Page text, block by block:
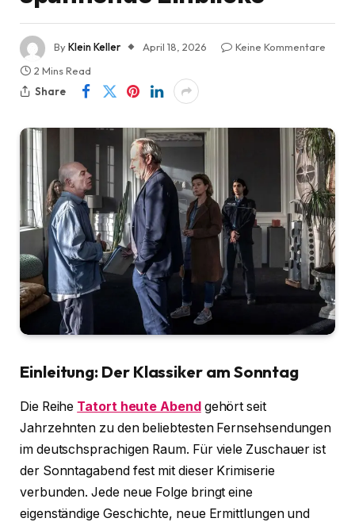
ByKlein Keller April 18, 2026
Keine Kommentare
2 Mins Read
Share
Einleitung: Der Klassiker am Sonntag
Die Reihe Tatort heute Abendgehört seit
Jahrzehnten zu den beliebtesten Fernsehsendungen
im deutschsprachigen Raum. Für viele Zuschauer ist
der Sonntagabend fest mit dieser Krimiserie
verbunden. Jede neue Folge bringt eine
eigenständige Geschichte, neue Ermittlungen und